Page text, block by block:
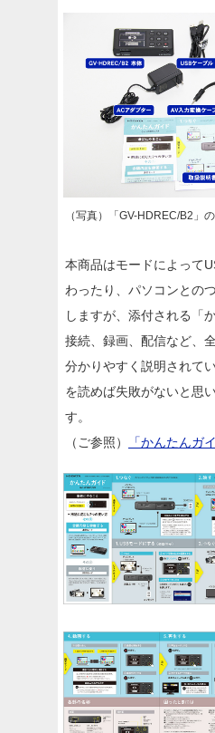
（写真）「GV-HDREC/B2」
本商品はモードによって
わったり、パソコンとの
しますが、添付される「
接続、録画、配信など、
分かりやすく説明されて
を読めば失敗がないと思
す。
（ご参照）
「かんたんガ